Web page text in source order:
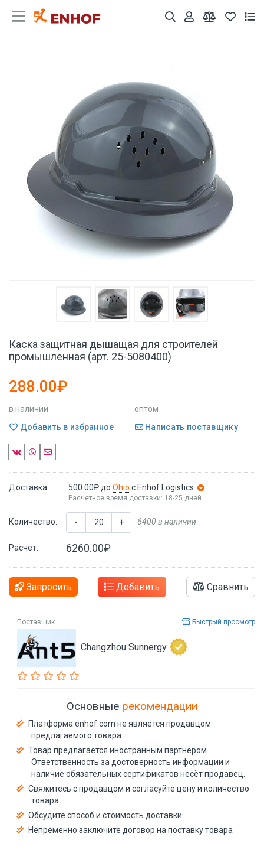
Каска защитная дышащая для строителей
промышленная (арт. 25-5080400)
288.00₽
в наличии
оптом
Добавить в избранное
Написать поставщику
Доставка: 500.00₽ до Ohio с Enhof Logistics
Расчетное время доставки: 18-25 дней
Количество: - + 6400 в наличии
Расчет: 6260.00₽
Запросить Добавить Сравнить
Поставщик Быстрый просмотр
Changzhou Sunnergy
Основные рекомендации
Платформа enhof.com не является продавцом
предлагаемого товара
Товар предлагается иностранным партнёром.
Ответственность за достоверность информации и
наличие обязательных сертификатов несёт продавец.
Свяжитесь с продавцом и согласуйте цену и количество
товара
Обсудите способ и стоимость доставки
Непременно заключите договор на поставку товара